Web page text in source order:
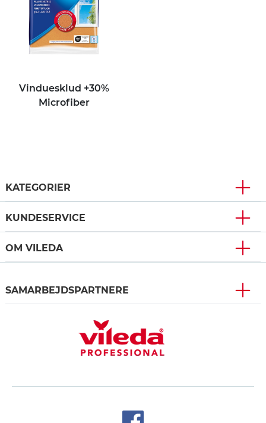
Vinduesklud +30%
Microfiber
KATEGORIER
KUNDESERVICE
OM VILEDA
SAMARBEJDSPARTNERE